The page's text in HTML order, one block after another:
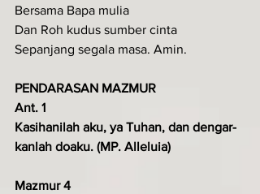
Bersama Bapa mulia
Dan Roh kudus sumber cinta
Sepanjang segala masa. Amin.
PENDARASAN MAZMUR
Ant. 1
Kasihanilah aku, ya Tuhan, dan dengar­
kanlah doaku. (MP. Alleluia)
Mazmur 4